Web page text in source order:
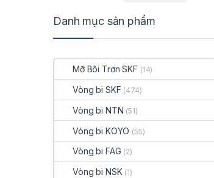
Danh mục sản phẩm
Mỡ Bôi Trơn SKF (14)
Vòng bi SKF (474)
Vòng bi NTN (51)
Vòng bi KOYO (55)
Vòng bi FAG (2)
Vòng bi NSK (1)